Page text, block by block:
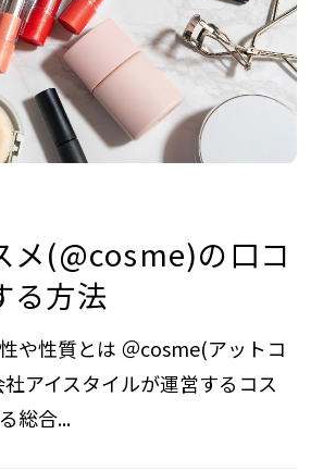
メ(@cosme)の口コ
る方法
や性質とは ＠cosme(アットコ
アイスタイルが運営するコス
総合...